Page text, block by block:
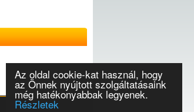
Az oldal cookie-kat használ, hogy
az Önnek nyújtott szolgáltatásaink
még hatékonyabbak legyenek.
Részletek